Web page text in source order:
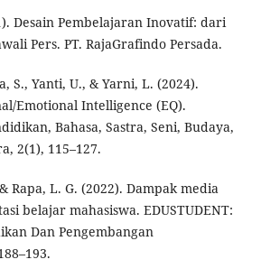
Desain Pembelajaran Inovatif: dari
Pers. PT. RajaGrafindo Persada.
S., Yanti, U., & Yarni, L. (2024).
Emotional Intelligence (EQ).
Bahasa, Sastra, Seni, Budaya,
2(1), 115–127.
Rapa, L. G. (2022). Dampak media
belajar mahasiswa. EDUSTUDENT:
Dan Pengembangan